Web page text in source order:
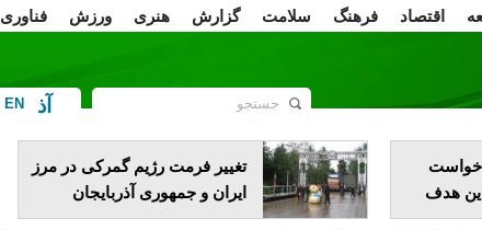
اقتصاد فرهنگ سلامت گزارش هنری ورزش فناوری
EN آذ
این هدف
تغییر فرمت رژیم گمرکی در مرز
ایران و جمهوری آذربایجان